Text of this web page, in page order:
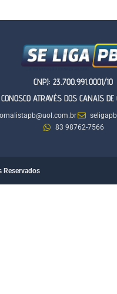
CNPJ: 23.700.991.0001/10
ATRAVÉS DOS CANAIS DE
83 98762-7566
Reservados